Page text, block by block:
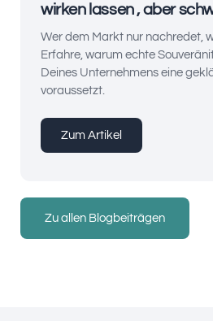
wirken lassen , aber
Wer dem Markt nur nachredet,
Erfahre, warum echte
Deines Unternehmens eine
voraussetzt.
Zum Artikel
Zu allen Blogbeiträgen